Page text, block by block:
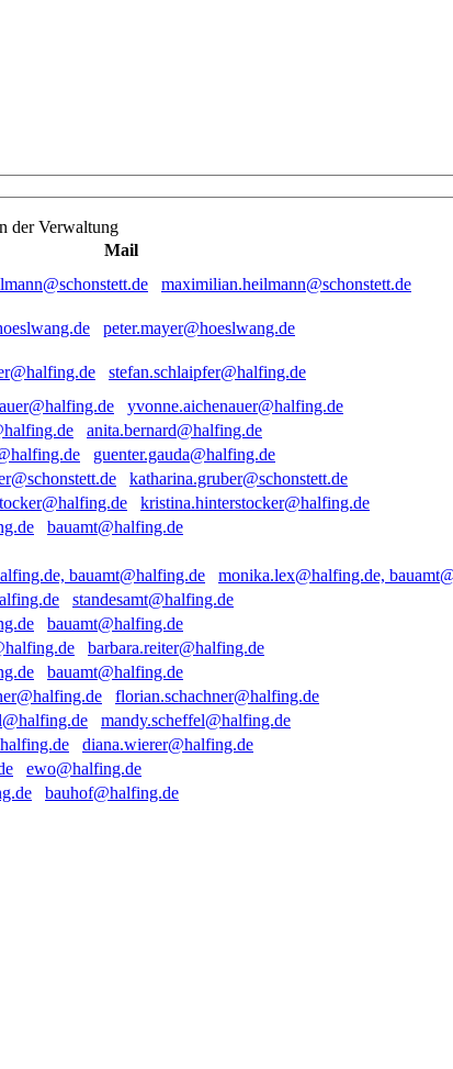
der Verwaltung
Mail
maximilian.heilmann@schonstett.de
peter.mayer@hoeslwang.de
stefan.schlaipfer@halfing.de
yvonne.aichenauer@halfing.de
anita.bernard@halfing.de
guenter.gauda@halfing.de
katharina.gruber@schonstett.de
kristina.hinterstocker@halfing.de
bauamt@halfing.de
monika.lex@halfing.de,
standesamt@halfing.de
bauamt@halfing.de
barbara.reiter@halfing.de
bauamt@halfing.de
florian.schachner@halfing.de
mandy.scheffel@halfing.de
diana.wierer@halfing.de
ewo@halfing.de
bauhof@halfing.de